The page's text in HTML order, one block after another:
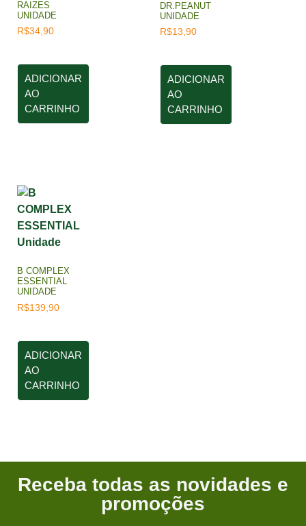
RAIZES
UNIDADE
R$34,90
ADICIONAR
AO
CARRINHO
DR.PEANUT
UNIDADE
R$13,90
ADICIONAR
AO
CARRINHO
B COMPLEX
ESSENTIAL
UNIDADE
R$139,90
ADICIONAR
AO
CARRINHO
Receba todas as novidades e
promoções